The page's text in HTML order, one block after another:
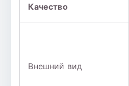
Качество
Внешний вид